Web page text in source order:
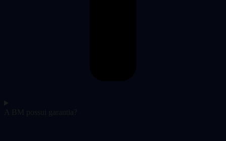
A BM possui garantia?